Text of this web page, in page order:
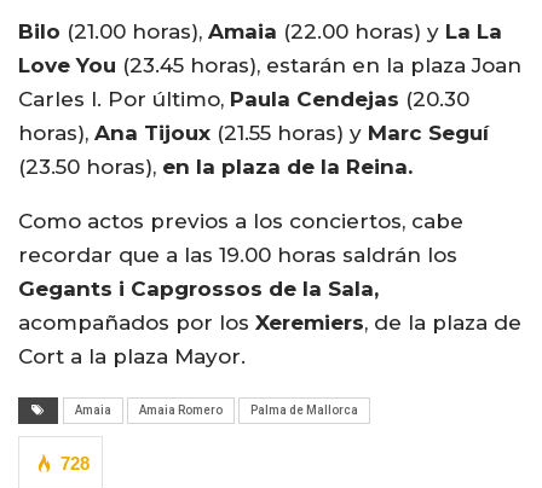
Bilo (21.00 horas), Amaia (22.00 horas) y La La
Love You (23.45 horas), estarán en la plaza Joan
Carles I. Por último, Paula Cendejas (20.30
horas), Ana Tijoux (21.55 horas) y Marc Seguí
(23.50 horas), en la plaza de la Reina.
Como actos previos a los conciertos, cabe
recordar que a las 19.00 horas saldrán los
Gegants i Capgrossos de la Sala,
acompañados por los Xeremiers, de la plaza de
Cort a la plaza Mayor.
Amaia Amaia Romero Palma de Mallorca
728